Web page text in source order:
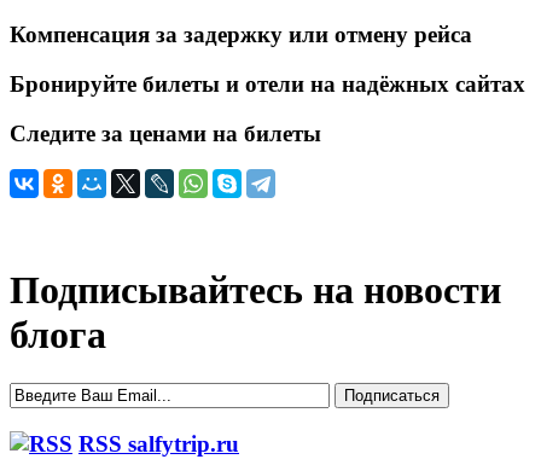
Компенсация за задержку или отмену рейса
Бронируйте билеты и отели на надёжных сайтах
Следите за ценами на билеты
Подписывайтесь на новости
блога
RSS salfytrip.ru